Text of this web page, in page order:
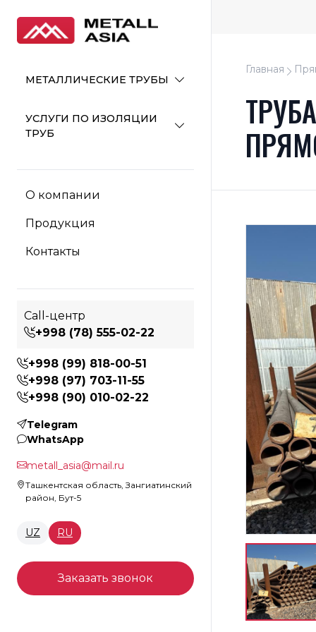
МЕТАЛЛИЧЕСКИЕ ТРУБЫ
УСЛУГИ ПО ИЗОЛЯЦИИ
ТРУБ
О компании
Продукция
Контакты
Call-центр
+998 (78) 555-02-22
+998 (99) 818-00-51
+998 (97) 703-11-55
+998 (90) 010-02-22
Telegram
WhatsApp
metall_asia@mail.ru
Ташкентская область, Зангиатинский
район, Бут-5
UZ RU
Заказать звонок
Главная